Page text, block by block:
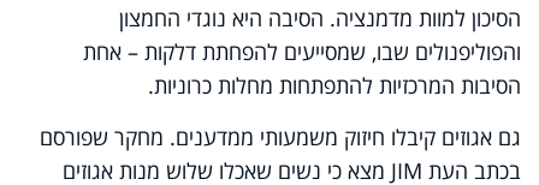
הסיכון למוות מדמנציה. הסיבה היא נוגדי החמצון
והפוליפנולים שבו, שמסייעים להפחתת דלקות – אחת
הסיבות המרכזיות להתפתחות מחלות כרוניות.
גם אגוזים קיבלו חיזוק משמעותי ממדענים. מחקר שפורסם
בכתב העת JIM מצא כי נשים שאכלו שלוש מנות אגוזים